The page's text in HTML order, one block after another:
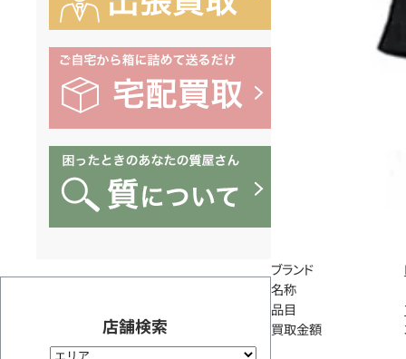
店舗検索
ブランド
名称
品目
買取金額